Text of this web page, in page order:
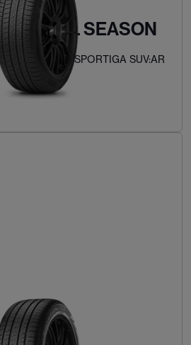
ALL SEASON
RUNT FÖR SPORTIGA SUV:AR